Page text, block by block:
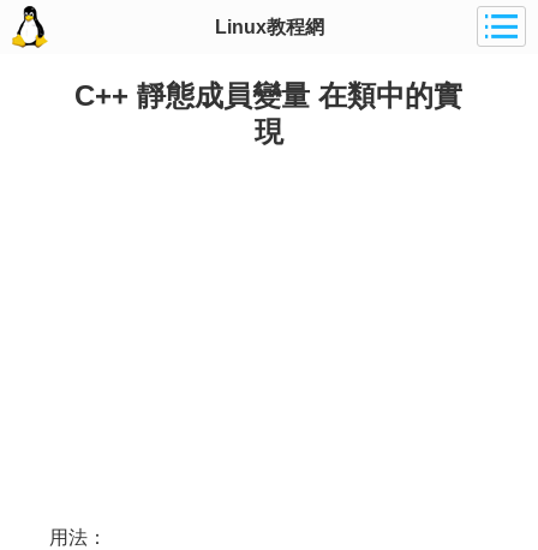
Linux教程網
C++ 靜態成員變量 在類中的實
現
用法：